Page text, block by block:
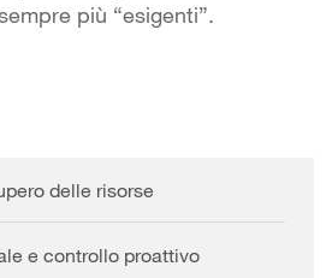
più “esigenti”.
delle risorse
e controllo proattivo